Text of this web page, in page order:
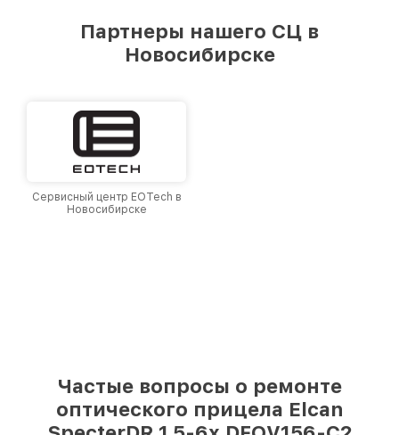
лучшим сервисным центром Elcan в городе
Новосибирске, постоянно повышая уровень
Партнеры нашего СЦ в
Новосибирске
Сервисный центр EOTech в
Новосибирске
Частые вопросы о ремонте
оптического прицела Elcan